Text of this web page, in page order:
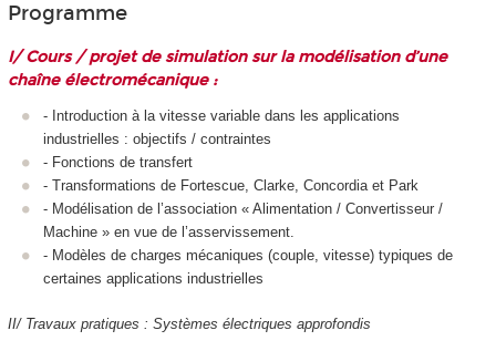
Programme
I/ Cours / projet de simulation sur la modélisation d’une
chaîne électromécanique :
- Introduction à la vitesse variable dans les applications
industrielles : objectifs / contraintes
- Fonctions de transfert
- Transformations de Fortescue, Clarke, Concordia et Park
- Modélisation de l’association « Alimentation / Convertisseur /
Machine » en vue de l’asservissement.
- Modèles de charges mécaniques (couple, vitesse) typiques de
certaines applications industrielles
II/ Travaux pratiques : Systèmes électriques approfondis